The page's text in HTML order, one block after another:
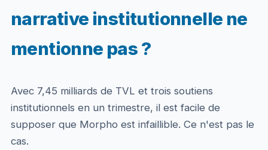
narrative institutionnelle ne
mentionne pas ?
Avec 7,45 milliards de TVL et trois soutiens
institutionnels en un trimestre, il est facile de
supposer que Morpho est infaillible. Ce n'est pas le
cas.